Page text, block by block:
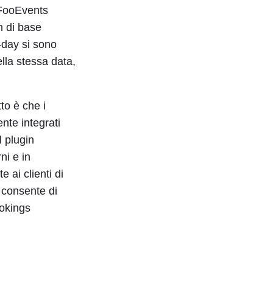
di base
si sono
stessa data,
è che i
integrati
plugin
e in
ai clienti di
di